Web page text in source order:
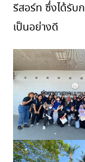
รีสอร์ท ซึ่งได้รับ
เป็นอย่างดี